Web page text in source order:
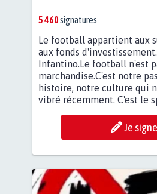
5 460signatures
Le football appartient aux
aux fonds d'investissement.
Infantino.Le football n'est
marchandise.C'est notre
histoire, notre culture qui
vibré récemment. C'est le
Je signe